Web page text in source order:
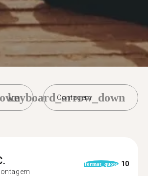
Contagem
keyboard_arrow_down
format_quote 10